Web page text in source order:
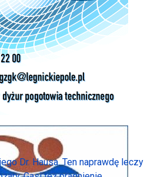
Dr. Hausa. Ten naprawdę leczy